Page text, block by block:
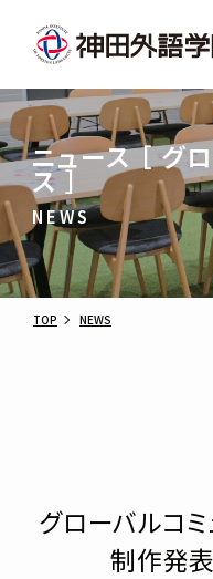
ニュース ［ グ
ス ］
NEWS
TOP NEWS
グローバルコ
制作発